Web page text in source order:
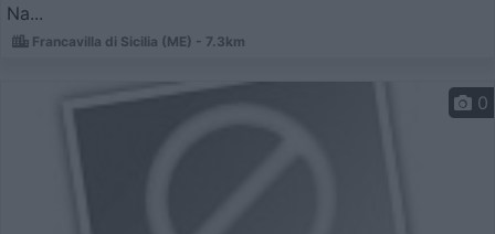
Na...
Francavilla di Sicilia (ME) - 7.3km
0